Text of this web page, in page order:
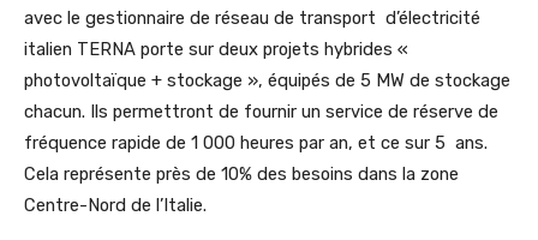
avec le gestionnaire de réseau de transport d’électricité
italien TERNA porte sur deux projets hybrides «
photovoltaïque + stockage », équipés de 5 MW de stockage
chacun. Ils permettront de fournir un service de réserve de
fréquence rapide de 1 000 heures par an, et ce sur 5 ans.
Cela représente près de 10% des besoins dans la zone
Centre-Nord de l’Italie.